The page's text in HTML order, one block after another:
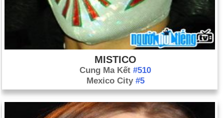
MISTICO
Cung Ma Kết #510
Mexico City #5